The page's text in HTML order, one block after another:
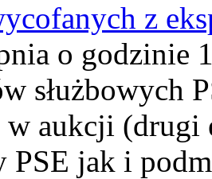
z
o godzinie
służbowych
w aukcji (drugi
PSE jak i